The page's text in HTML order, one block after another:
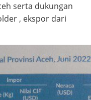
serta dukungan
, ekspor dari